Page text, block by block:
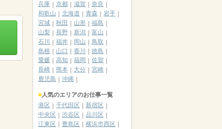
兵庫
京都 滋賀
奈良
和歌山
北海道 青森
岩手
宮城
秋田 山形
福島
山梨
長野 新潟
富山
石川
福井 岡山
鳥取
島根
山口 香川
徳島
愛媛
高知 福岡
佐賀
長崎
熊本 大分
宮崎
鹿児島
沖縄
人気のエリアのお仕事一覧
港区
千代田区
新宿区
中央区
渋谷区
品川区
江東区
豊島区
横浜市西区